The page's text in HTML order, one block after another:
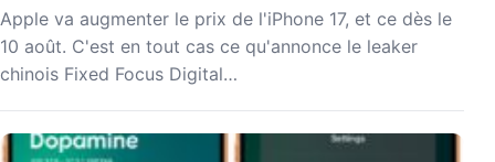
Apple va augmenter le prix de l'iPhone 17, et ce dès le
10 août. C'est en tout cas ce qu'annonce le leaker
chinois Fixed Focus Digital…